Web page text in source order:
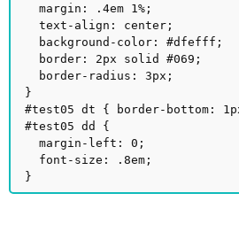
margin: .4em 1%;
text-align: center;
background-color: #dfefff;
border: 2px solid #069;
border-radius: 3px;
}
#test05 dt { border-bottom:
#test05 dd {
margin-left: 0;
font-size: .8em;
}